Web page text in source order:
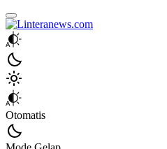
Linteranews.com
Lintas Informasi Tercepat dan Akurat
Otomatis